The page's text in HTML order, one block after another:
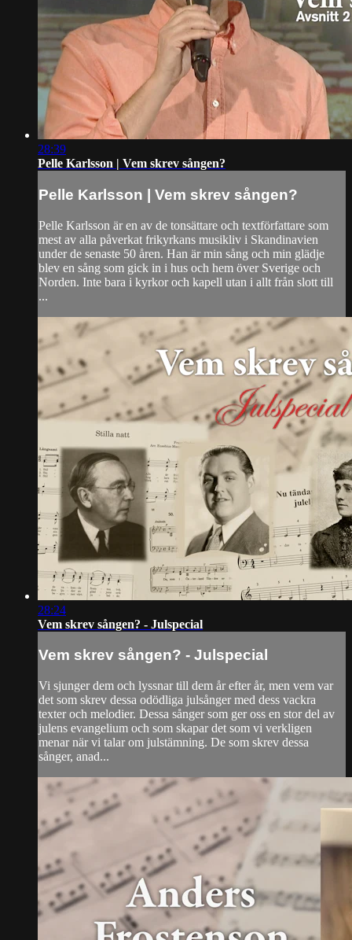
28:39
Pelle Karlsson | Vem skrev sången?
Pelle Karlsson | Vem skrev sången?
Pelle Karlsson är en av de tonsättare och textförfattare som
mest av alla påverkat frikyrkans musikliv i Skandinavien
under de senaste 50 åren. Han är min sång och min glädje
blev en sång som gick in i hus och hem över Sverige och
Norden. Inte bara i kyrkor och kapell utan i allt från slott till
...
28:24
Vem skrev sången? - Julspecial
Vem skrev sången? - Julspecial
Vi sjunger dem och lyssnar till dem år efter år, men vem var
det som skrev dessa odödliga julsånger med dess vackra
texter och melodier. Dessa sånger som ger oss en stor del av
julens evangelium och som skapar det som vi verkligen
menar när vi talar om julstämning. De som skrev dessa
sånger, anad...